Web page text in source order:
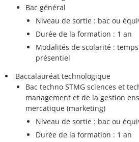
Bac général
Niveau de sortie : bac ou
Durée de la formation : 1 an
Modalités de scolarité :
présentiel
Baccalauréat technologique
Bac techno STMG sciences et
management et de la gestion
mercatique (marketing)
Niveau de sortie : bac ou
Durée de la formation : 1 an